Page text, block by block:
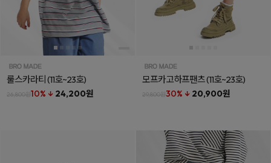
룰스카라티(11호~23호)
26,800원10% ↓ 24,200원
모프카고하프팬츠(11호~23호)
29,800원30% ↓ 20,900원